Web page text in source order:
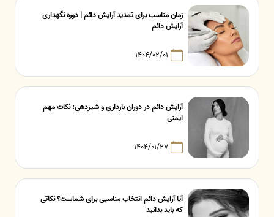
زمان مناسب برای تمدید آرایش دائم | دوره نگهداری
آرایش دائم
۱۴۰۴/۰۲/۰۱
آرایش دائم در دوران بارداری و شیردهی: نکات مهم
ایمنی
۱۴۰۴/۰۱/۲۷
آیا آرایش دائم انتخاب مناسبی برای شماست؟ نکاتی
که باید بدانید